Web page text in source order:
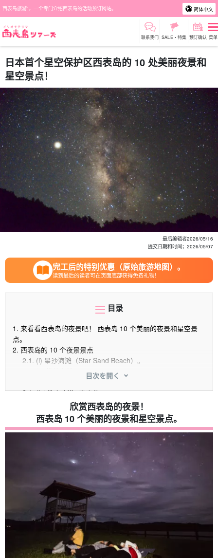
西表岛旅游"，一个专门介绍西表岛的活动预订网站。 简体中文
联系我们 SALE・特集 预订确认 菜单
日本首个星空保护区西表岛的 10 处美丽夜景和
星空景点！
最后编辑者2026/05/16
提交日期和时间； 2026/05/07
完工后的特别优惠（原始旅游地图）。
读到最后的读者可在页面底部获得免费礼物！
目录
1. 来看看西表岛的夜景吧！ 西表岛 10 个美丽的夜景和星空景
点。
2. 西表岛的 10 个夜景景点
2.1. (i) 星沙海滩（Star Sand Beach）。
(iii) Unarizaki 公园。
2.4.(iv) Daimi Xie 天文台。
(v) 上原港。
(vi) 大原港。
(vii) 白滨港
2.8.(viii) 南风米塔海滩。
(10) 浦内河。
建议提前购买船票☆。 方便舒适地游览西表岛！
关于西表岛的夜景 常见问题 (FAQ)
目次を開く
欣赏西表岛的夜景！
西表岛 10 个美丽的夜景和星空景点。